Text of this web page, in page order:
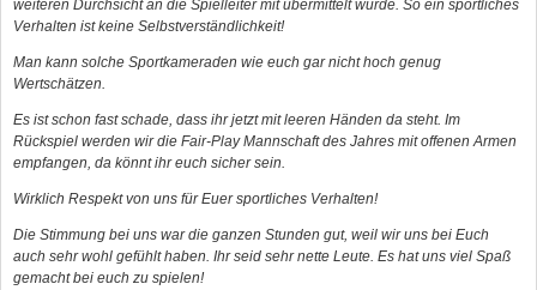
weiteren Durchsicht an die Spielleiter mit übermittelt wurde. So ein sportliches
Verhalten ist keine Selbstverständlichkeit!
Man kann solche Sportkameraden wie euch gar nicht hoch genug
Wertschätzen.
Es ist schon fast schade, dass ihr jetzt mit leeren Händen da steht. Im
Rückspiel werden wir die Fair-Play Mannschaft des Jahres mit offenen Armen
empfangen, da könnt ihr euch sicher sein.
Wirklich Respekt von uns für Euer sportliches Verhalten!
Die Stimmung bei uns war die ganzen Stunden gut, weil wir uns bei Euch
auch sehr wohl gefühlt haben. Ihr seid sehr nette Leute. Es hat uns viel Spaß
gemacht bei euch zu spielen!